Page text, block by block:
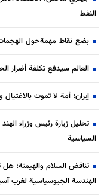
النفط
بضع نقاط مهمة حول الهجمات
العالم سيدفع تكلفة أضرار
إيران؛ أمة لا تموت بالاغتيال
تحليل زيارة رئيس وزراء
السياسية
تناقض السلام والهيمنة؛
الهندسة الجيوسياسية لغرب